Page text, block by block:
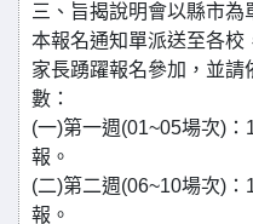
三、旨揭說明會以縣市
本報名通知單派送至各校
家長踴躍報名參加，並請
數：
(一)第一週(01~05場次)
報。
(二)第二週(06~10場次)
報。